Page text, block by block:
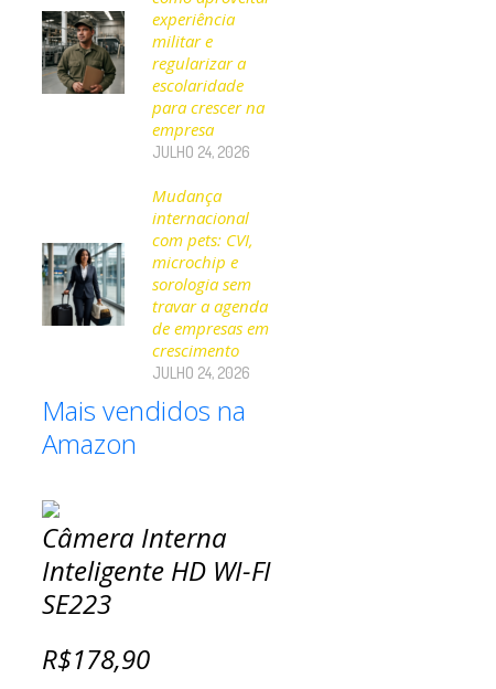
experiência
militar e
regularizar a
escolaridade
para crescer na
empresa
JULHO 24, 2026
Mudança
internacional
com pets: CVI,
microchip e
sorologia sem
travar a agenda
de empresas em
crescimento
JULHO 24, 2026
Mais vendidos na
Amazon
Câmera Interna
Inteligente HD WI-FI
SE223
R$178,90